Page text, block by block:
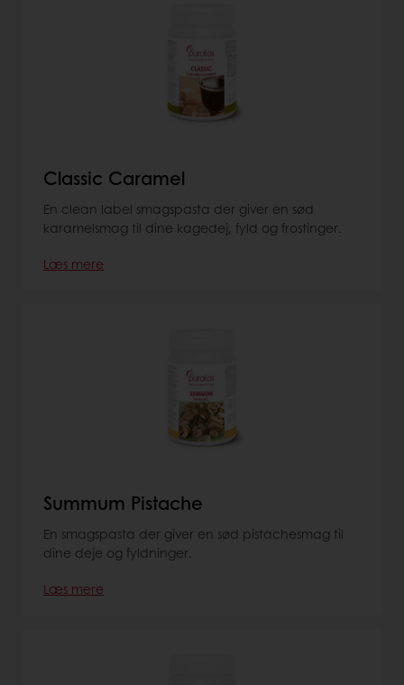
Classic Caramel
En clean label smagspasta der giver en sød
karamelsmag til dine kagedej, fyld og frostinger.
Læs mere
Summum Pistache
En smagspasta der giver en sød pistachesmag til
dine deje og fyldninger.
Læs mere